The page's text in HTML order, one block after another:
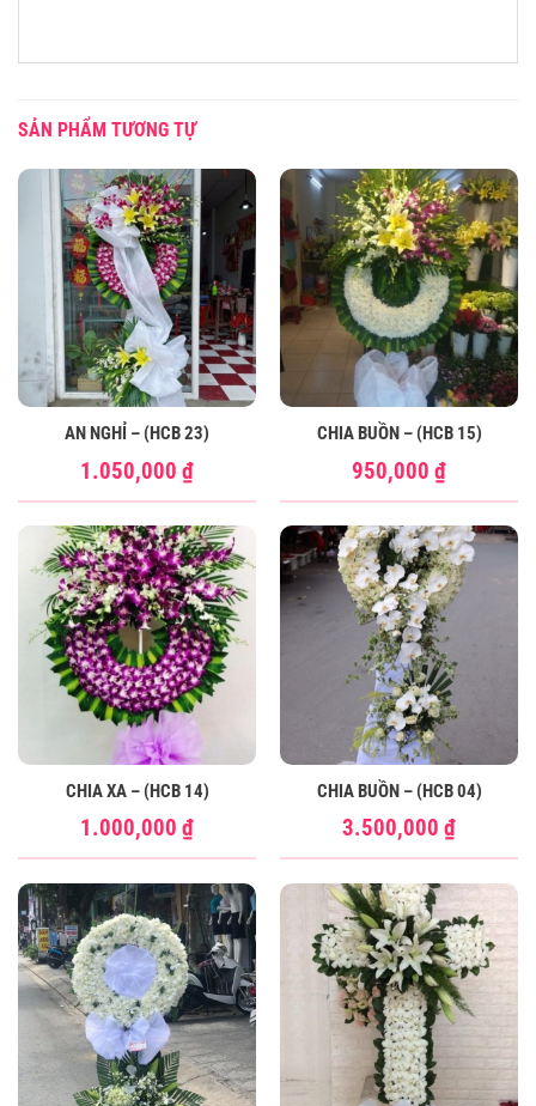
SẢN PHẨM TƯƠNG TỰ
AN NGHỈ – (HCB 23)
1.050,000 ₫
CHIA BUỒN – (HCB 15)
950,000 ₫
CHIA XA – (HCB 14)
1.000,000 ₫
CHIA BUỒN – (HCB 04)
3.500,000 ₫